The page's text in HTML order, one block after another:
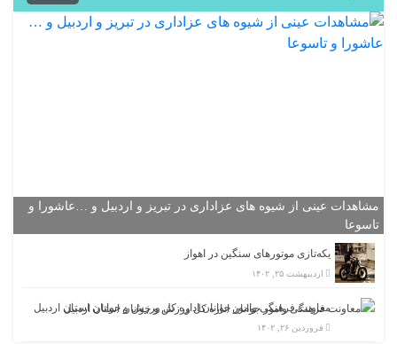
مشاهدات عینی از شیوه های عزاداری در تبریز و اردبیل و …عاشورا و
تاسوعا
یکه‌تازی موتورهای سنگین در اهواز
اردیبهشت ۲۵, ۱۴۰۲
معاونت فرهنگی وامور جوانان اداره کل ورزش و جوانان استان اردبیل
فروردین ۲۶, ۱۴۰۲